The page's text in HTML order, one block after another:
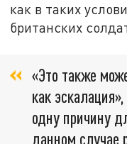
как в таких
британских
«Это также
как
одну причину
данном случае